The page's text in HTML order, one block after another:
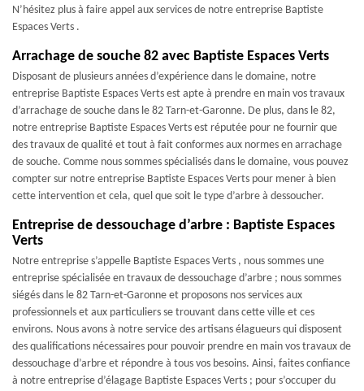
N’hésitez plus à faire appel aux services de notre entreprise Baptiste
Espaces Verts .
Arrachage de souche 82 avec Baptiste Espaces Verts
Disposant de plusieurs années d’expérience dans le domaine, notre
entreprise Baptiste Espaces Verts est apte à prendre en main vos travaux
d’arrachage de souche dans le 82 Tarn-et-Garonne. De plus, dans le 82,
notre entreprise Baptiste Espaces Verts est réputée pour ne fournir que
des travaux de qualité et tout à fait conformes aux normes en arrachage
de souche. Comme nous sommes spécialisés dans le domaine, vous pouvez
compter sur notre entreprise Baptiste Espaces Verts pour mener à bien
cette intervention et cela, quel que soit le type d’arbre à dessoucher.
Entreprise de dessouchage d’arbre : Baptiste Espaces
Verts
Notre entreprise s’appelle Baptiste Espaces Verts , nous sommes une
entreprise spécialisée en travaux de dessouchage d’arbre ; nous sommes
siégés dans le 82 Tarn-et-Garonne et proposons nos services aux
professionnels et aux particuliers se trouvant dans cette ville et ces
environs. Nous avons à notre service des artisans élagueurs qui disposent
des qualifications nécessaires pour pouvoir prendre en main vos travaux de
dessouchage d’arbre et répondre à tous vos besoins. Ainsi, faites confiance
à notre entreprise d’élagage Baptiste Espaces Verts ; pour s’occuper du